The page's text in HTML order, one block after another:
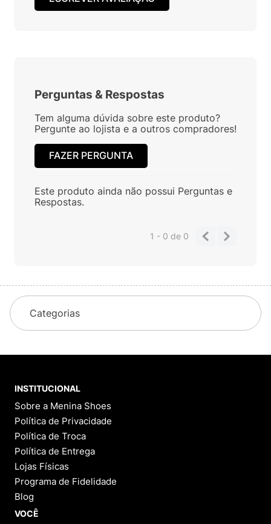
Perguntas & Respostas
Tem alguma dúvida sobre este produto?
Pergunte ao lojista e a outros compradores!
FAZER PERGUNTA
Este produto ainda não possui Perguntas e
Respostas.
1 - 0de 0
Categorias
INSTITUCIONAL
Sobre a Menina Shoes
Política de Privacidade
Política de Troca
Política de Entrega
Lojas Físicas
Programa de Fidelidade
Blog
VOCÊ